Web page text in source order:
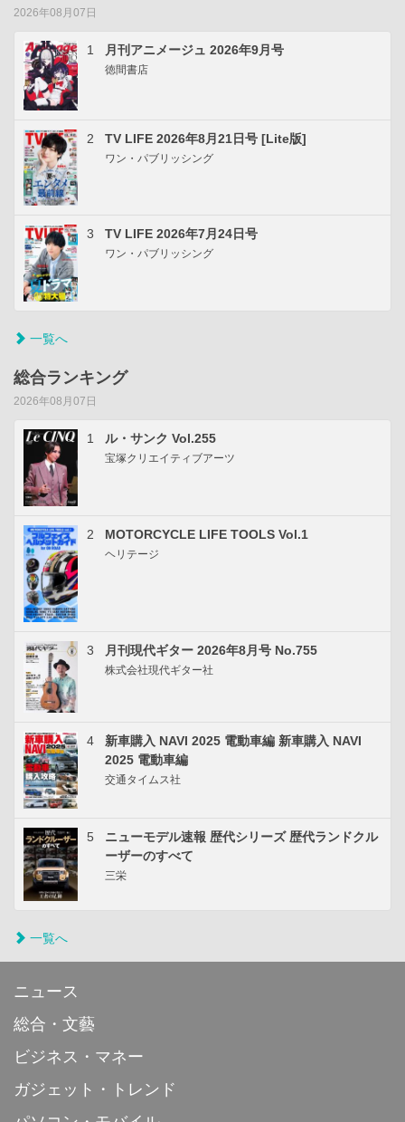
2026年08月07日
1 月刊アニメージュ 2026年9月号
徳間書店
2 TV LIFE 2026年8月21日号 [Lite版]
ワン・パブリッシング
3 TV LIFE 2026年7月24日号
ワン・パブリッシング
一覧へ
総合ランキング
2026年08月07日
1 ル・サンク Vol.255
宝塚クリエイティブアーツ
2 MOTORCYCLE LIFE TOOLS Vol.1
ヘリテージ
3 月刊現代ギター 2026年8月号 No.755
株式会社現代ギター社
4
新車購入 NAVI 2025 電動車編 新車購入 NAVI
2025 電動車編
交通タイムス社
5
ニューモデル速報 歴代シリーズ 歴代ランドクル
ーザーのすべて
三栄
一覧へ
ニュース
総合・文藝
ビジネス・マネー
ガジェット・トレンド